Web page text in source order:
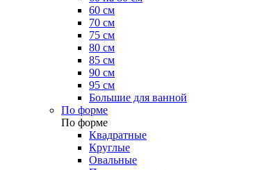
60 см
70 см
75 см
80 см
85 см
90 см
95 см
Большие для ванной
По форме
По форме
Квадратные
Круглые
Овальные